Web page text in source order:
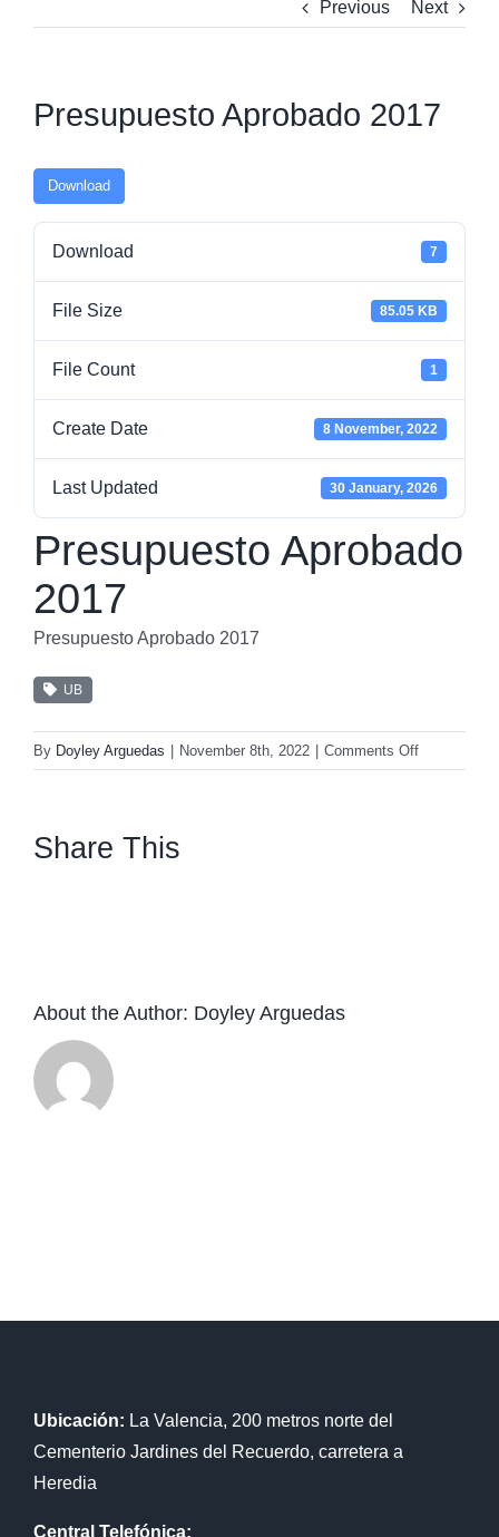
Previous Next
Presupuesto Aprobado 2017
Download
Download 7
File Size 85.05 KB
File Count 1
Create Date 8 November, 2022
Last Updated 30 January, 2026
Presupuesto Aprobado
2017
Presupuesto Aprobado 2017
UB
By Doyley Arguedas November 8th, 2022 Comments Offon
Presupuesto
Share This
About the Author: Doyley Arguedas
Ubicación: La Valencia, 200 metros norte del
Cementerio Jardines del Recuerdo, carretera a
Heredia
Central Telefónica: